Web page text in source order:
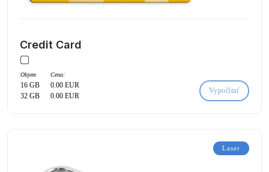
Credit Card
Objem Cena:
16 GB
0.00 EUR
32 GB
0.00 EUR
Vypočítať
Laser